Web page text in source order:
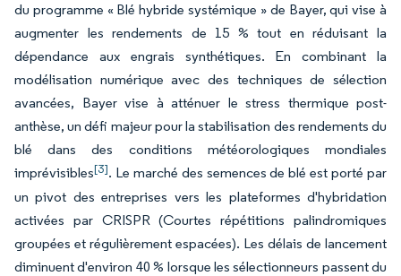
du programme « Blé hybride systémique » de Bayer, qui vise à
augmenter les rendements de 15 % tout en réduisant la
dépendance aux engrais synthétiques. En combinant la
modélisation numérique avec des techniques de sélection
avancées, Bayer vise à atténuer le stress thermique post-
anthèse, un défi majeur pour la stabilisation des rendements du
blé dans des conditions météorologiques mondiales
imprévisibles[3]. Le marché des semences de blé est porté par
un pivot des entreprises vers les plateformes d'hybridation
activées par CRISPR (Courtes répétitions palindromiques
groupées et régulièrement espacées). Les délais de lancement
diminuent d'environ 40 % lorsque les sélectionneurs passent du